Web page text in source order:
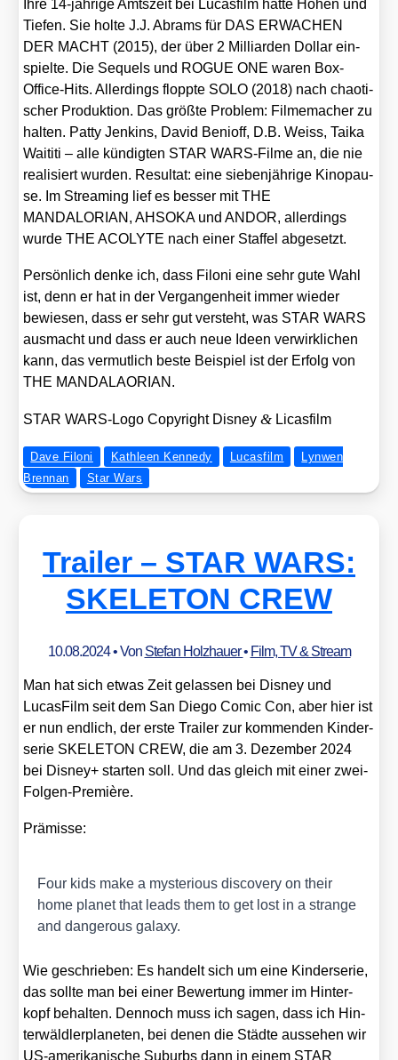
Ihre 14-jäh­ri­ge Amts­zeit bei Lucas­film hat­te Höhen und
Tie­fen. Sie hol­te J.J. Abrams für DAS ERWACHEN
DER MACHT (2015), der über 2 Mil­li­ar­den Dol­lar ein­
spiel­te. Die Sequels und ROGUE ONE waren Box-
Office-Hits. Aller­dings flopp­te SOLO (2018) nach chao­ti­
scher Pro­duk­ti­on. Das größ­te Pro­blem: Fil­me­ma­cher zu
hal­ten. Pat­ty Jenk­ins, David Benioff, D.B. Weiss, Taika
Wai­ti­ti – alle kün­dig­ten STAR WARS-Fil­me an, die nie
rea­li­siert wur­den. Resul­tat: eine sie­ben­jäh­ri­ge Kino­pau­
se. Im Strea­ming lief es bes­ser mit THE
MANDALORIAN, AHSOKA und ANDOR, aller­dings
wur­de THE ACOLYTE nach einer Staf­fel abge­setzt.
Per­sön­lich den­ke ich, dass Filoni eine sehr gute Wahl
ist, denn er hat in der Ver­gan­gen­heit immer wie­der
bewie­sen, dass er sehr gut ver­steht, was STAR WARS
aus­macht und dass er auch neue Ideen ver­wirk­li­chen
kann, das ver­mut­lich bes­te Bei­spiel ist der Erfolg von
THE MANDALAORIAN.
STAR WARS-Logo Copy­right Dis­ney& Licas­film
Dave Filoni Kathleen Kennedy Lucasfilm
Lynwen
Brennan
Star Wars
Trailer – STAR WARS:
SKELETON CREW
10.08.2024• Von Stefan Holzhauer• Film, TV & Stream
Man hat sich etwas Zeit gelas­sen bei Dis­ney und
Lucas­Film seit dem San Die­go Comic Con, aber hier ist
er nun end­lich, der ers­te Trai­ler zur kom­men­den Kin­der­
se­rie SKELETON CREW, die am 3. Dezem­ber 2024
bei Dis­ney+ star­ten soll. Und das gleich mit einer zwei-
Fol­gen-Pre­miè­re.
Prä­mis­se:
Four kids make a mys­te­rious dis­co­very on their
home pla­net that leads them to get lost in a stran­ge
and dan­ge­rous gala­xy.
Wie geschrie­ben: Es han­delt sich um eine Kin­der­se­rie,
das soll­te man bei einer Bewer­tung immer im Hin­ter­
kopf behal­ten. Den­noch muss ich sagen, dass ich Hin­
ter­wäld­ler­pla­ne­ten, bei denen die Städ­te aus­se­hen wir
US-ame­ri­ka­ni­sche Sub­urbs dann in einem STAR